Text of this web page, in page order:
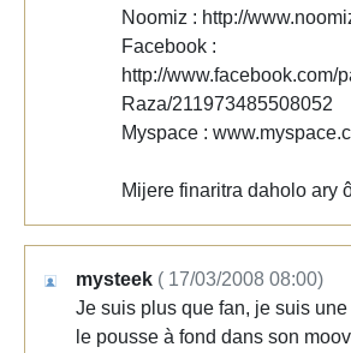
Noomiz : http://
Facebook :
http://www.facebook.com/
Raza/211973485508052
Myspace :
Mijere finaritra daholo ary
mysteek ( 17/03/2008 08:00)
Je suis plus que fan, je suis
le pousse à fond dans son